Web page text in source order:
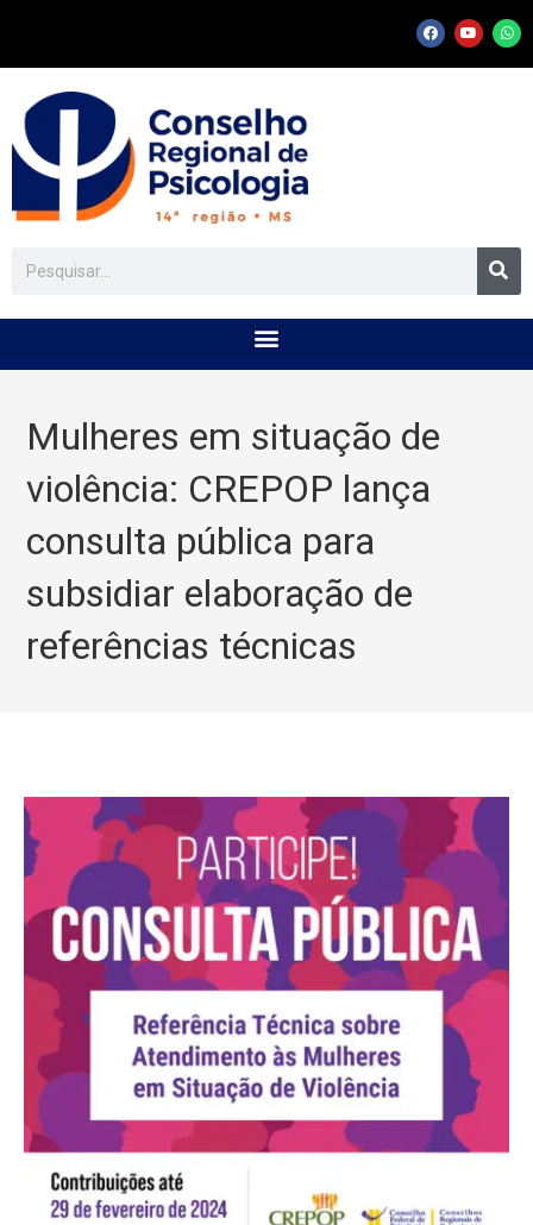
Mulheres em situação de
violência: CREPOP lança
consulta pública para
subsidiar elaboração de
referências técnicas